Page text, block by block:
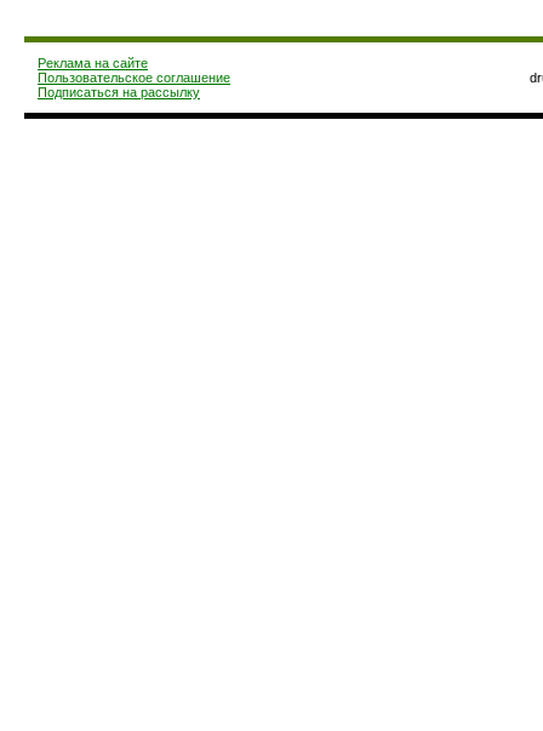
Реклама на сайте
Пользовательское соглашение
Подписаться на рассылку